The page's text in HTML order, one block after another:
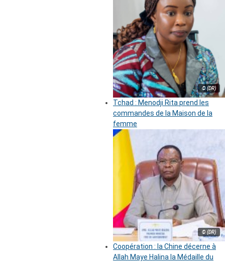
© (DR)
Tchad : Menodji Rita prend les
commandes de la Maison de la
femme
© (DR)
Coopération : la Chine décerne à
Allah Maye Halina la Médaille du